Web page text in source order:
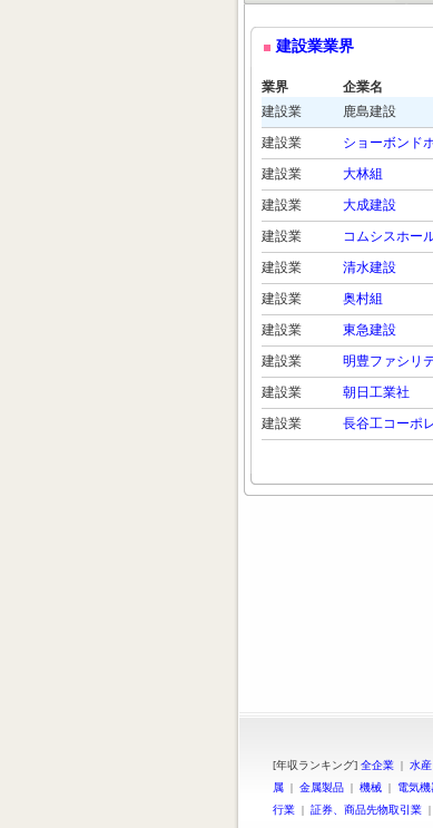
建設業業界
業界 企業名
建設業
鹿島建設
建設業
ショーボンド
建設業
大林組
建設業
大成建設
建設業
コムシスホー
建設業
清水建設
建設業
奥村組
建設業
東急建設
建設業
明豊ファシリ
建設業
朝日工業社
建設業
長谷工コーポ
[年収ランキング] 全企業 | 水
属 | 金属製品 | 機械 | 電気機
行業 | 証券、商品先物取引業 |